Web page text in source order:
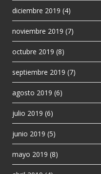
diciembre 2019 (4)
noviembre 2019 (7)
octubre 2019 (8)
septiembre 2019 (7)
agosto 2019 (6)
julio 2019 (6)
junio 2019 (5)
mayo 2019 (8)